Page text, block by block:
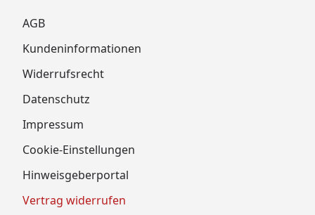
AGB
Kundeninformationen
Widerrufsrecht
Datenschutz
Impressum
Cookie-Einstellungen
Hinweisgeberportal
Vertrag widerrufen